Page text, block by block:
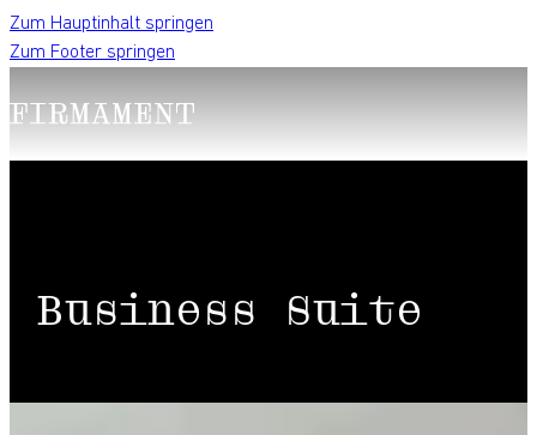
Zum Hauptinhalt springen
Zum Footer springen
Business Suite